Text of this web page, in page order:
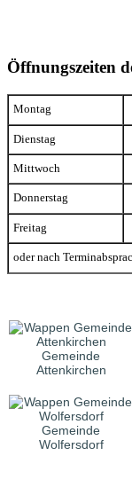
Öffnungszeiten
Montag
Dienstag
Mittwoch
Donnerstag
Freitag
oder nach
Gemeinde
Attenkirchen
Gemeinde
Wolfersdorf